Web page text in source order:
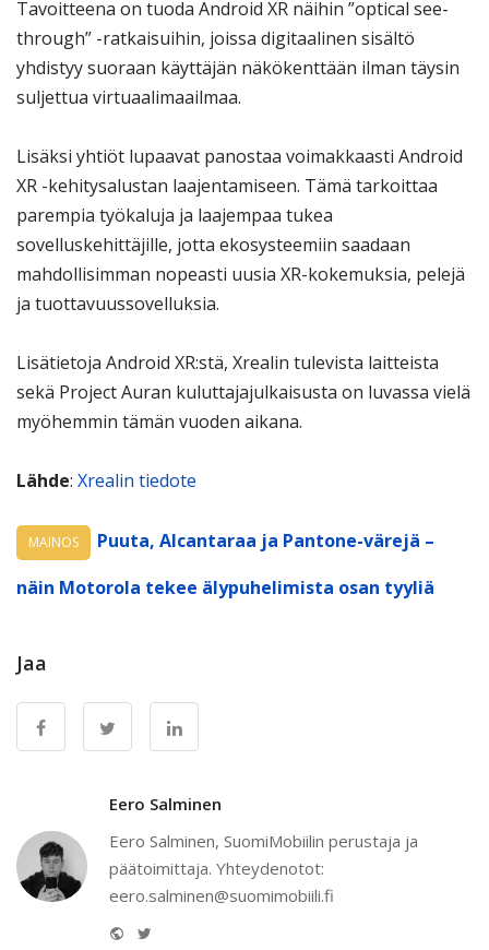
Tavoitteena on tuoda Android XR näihin ”optical see-
through” -ratkaisuihin, joissa digitaalinen sisältö
yhdistyy suoraan käyttäjän näkökenttään ilman täysin
suljettua virtuaalimaailmaa.
Lisäksi yhtiöt lupaavat panostaa voimakkaasti Android
XR -kehitysalustan laajentamiseen. Tämä tarkoittaa
parempia työkaluja ja laajempaa tukea
sovelluskehittäjille, jotta ekosysteemiin saadaan
mahdollisimman nopeasti uusia XR-kokemuksia, pelejä
ja tuottavuussovelluksia.
Lisätietoja Android XR:stä, Xrealin tulevista laitteista
sekä Project Auran kuluttajajulkaisusta on luvassa vielä
myöhemmin tämän vuoden aikana.
Lähde: Xrealin tiedote
MAINOS
Puuta, Alcantaraa ja Pantone-värejä –
näin Motorola tekee älypuhelimista osan tyyliä
Jaa
Eero Salminen
Eero Salminen, SuomiMobiilin perustaja ja
päätoimittaja. Yhteydenotot:
eero.salminen@suomimobiili.fi
Website